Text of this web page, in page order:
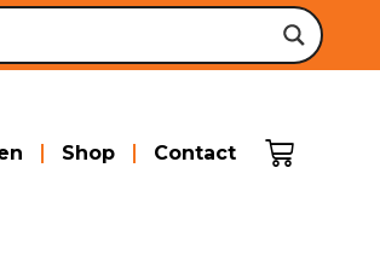
Shop Contact